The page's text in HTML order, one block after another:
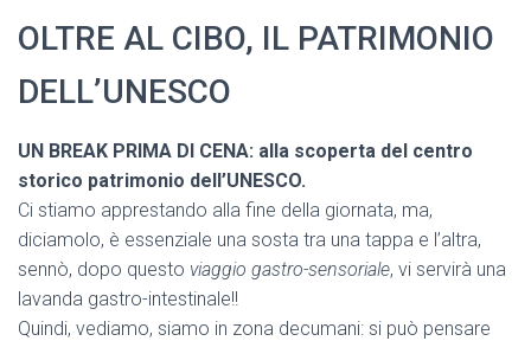
OLTRE AL CIBO, IL PATRIMONIO
DELL’UNESCO
UN BREAK PRIMA DI CENA: alla scoperta del centro
storico patrimonio dell’UNESCO.
Ci stiamo apprestando alla fine della giornata, ma,
diciamolo, è essenziale una sosta tra una tappa e l’altra,
sennò, dopo questo viaggio gastro-sensoriale, vi servirà una
lavanda gastro-intestinale!!
Quindi, vediamo, siamo in zona decumani: si può pensare